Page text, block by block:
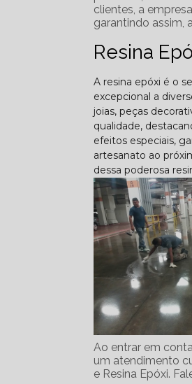
clientes, a
garantindo assim,
Resina
A resina epóxi é o
excepcional a
joias, peças
qualidade,
efeitos especiais,
artesanato ao
dessa poderosa
Ao entrar em
um atendimento
e Resina Epóxi.